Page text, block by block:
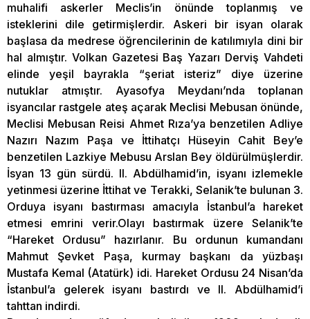
muhalifi askerler Meclis’in önünde toplanmış ve
isteklerini dile getirmişlerdir. Askeri bir isyan olarak
başlasa da medrese öğrencilerinin de katılımıyla dini bir
hal almıştır. Volkan Gazetesi Baş Yazarı Derviş Vahdeti
elinde yeşil bayrakla “şeriat isteriz” diye üzerine
nutuklar atmıştır. Ayasofya Meydanı’nda toplanan
isyancılar rastgele ateş açarak Meclisi Mebusan önünde,
Meclisi Mebusan Reisi Ahmet Rıza’ya benzetilen Adliye
Nazırı Nazım Paşa ve İttihatçı Hüseyin Cahit Bey’e
benzetilen Lazkiye Mebusu Arslan Bey öldürülmüşlerdir.
İsyan 13 gün sürdü. II. Abdülhamid’in, isyanı izlemekle
yetinmesi üzerine İttihat ve Terakki, Selanik’te bulunan 3.
Orduya isyanı bastırması amacıyla İstanbul’a hareket
etmesi emrini verir.Olayı bastırmak üzere Selanik’te
“Hareket Ordusu” hazırlanır. Bu ordunun kumandanı
Mahmut Şevket Paşa, kurmay başkanı da yüzbaşı
Mustafa Kemal (Atatürk) idi. Hareket Ordusu 24 Nisan’da
İstanbul’a gelerek isyanı bastırdı ve II. Abdülhamid’i
tahttan indirdi.